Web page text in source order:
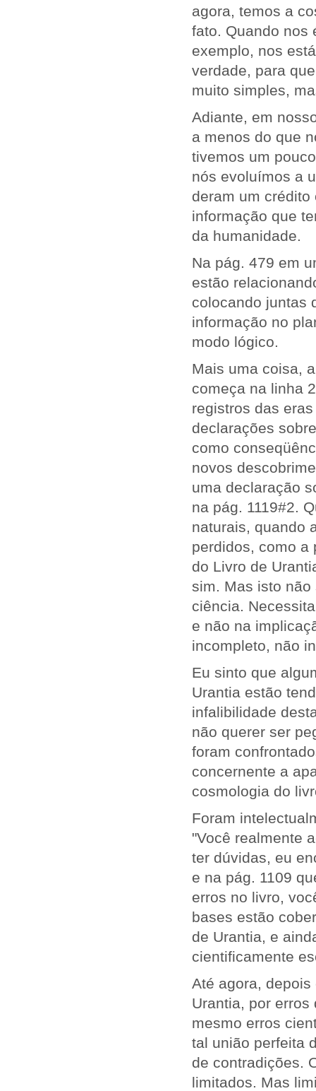
agora, temos a
fato. Quando nos
exemplo, nos
verdade, para
muito simples,
Adiante, em
a menos do que
tivemos um
nós evoluímos a
deram um
informação que
da humanidade.
Na pág. 479 em
estão
colocando juntas
informação no
modo lógico.
Mais uma coisa,
começa na linha
registros das
declarações
como
novos
uma declaração
na pág. 1119#2.
naturais, quando
perdidos, como a
do Livro de
sim. Mas isto
ciência.
e não na
incompleto, não
Eu sinto que
Urantia estão
infalibilidade
não querer ser
foram
concernente a
cosmologia do
Foram
"Você realmente
ter dúvidas, eu
e na pág. 1109
erros no livro,
bases estão
de Urantia, e
cientificamente
Até agora,
Urantia, por
mesmo erros
tal união perfeita
de contradições.
limitados. Mas